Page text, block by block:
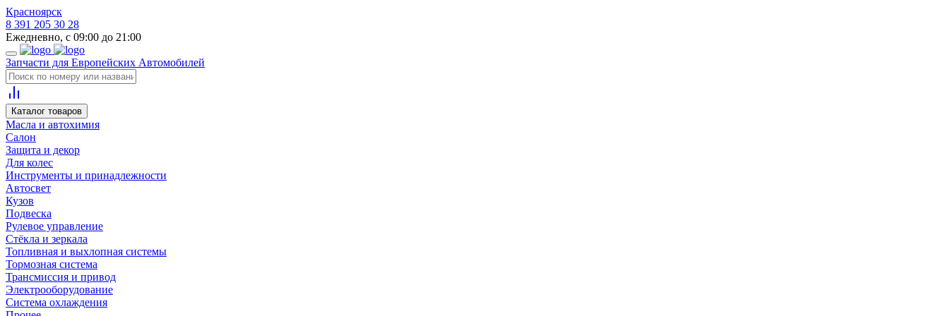
Красноярск
8 391 205 30 28
Ежедневно, с 09:00 до 21:00
Запчасти для Европейских Автомобилей
Каталог товаров
Масла и автохимия
Салон
Защита и декор
Для колес
Инструменты и принадлежности
Автосвет
Кузов
Подвеска
Рулевое управление
Стёкла и зеркала
Топливная и выхлопная системы
Тормозная система
Трансмиссия и привод
Электрооборудование
Система охлаждения